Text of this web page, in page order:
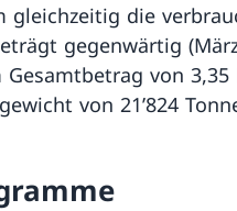
gleichzeitig die
gegenwärtig
von
von 21’824